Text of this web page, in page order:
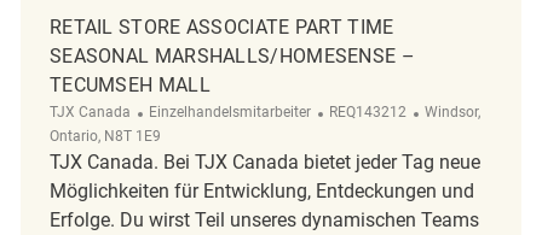
RETAIL STORE ASSOCIATE PART TIME
SEASONAL MARSHALLS/HOMESENSE –
TECUMSEH MALL
TJX Canada Kategorie
Einzelhandelsmitarbeiter ReqId
REQ143212 Ort
Windsor,
Ontario, N8T 1E9
TJX Canada. Bei TJX Canada bietet jeder Tag neue
Möglichkeiten für Entwicklung, Entdeckungen und
Erfolge. Du wirst Teil unseres dynamischen Teams